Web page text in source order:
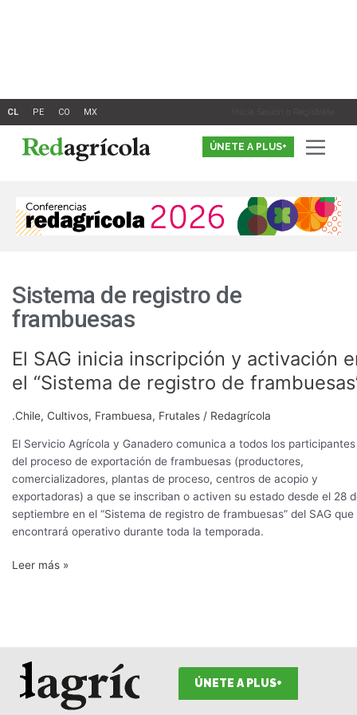
Inicia Sesión o Registrate
ÚNETE A PLUS+
Sistema de registro de
frambuesas
El SAG inicia inscripción y activación
el “Sistema de registro de
.Chile, Cultivos, Frambuesa, Frutales / Redagrícola
El Servicio Agrícola y Ganadero comunica a todos los participantes
del proceso de exportación de frambuesas (productores,
comercializadores, plantas de proceso, centros de acopio y
exportadoras) a que se inscriban o activen su estado desde el 28
septiembre en el “Sistema de registro de frambuesas” del SAG que
encontrará operativo durante toda la temporada.
El
SAG
inicia
inscripción
activación
en
el
“Sistema
de
registro
frambuesas”
Leer más »
ÚNETE A PLUS+